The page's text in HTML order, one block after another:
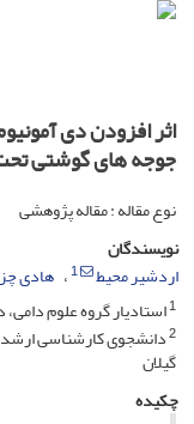
اثر افزودن دی
جوجه های گوشتی
نوع مقاله : مقاله پژوهشی
نویسندگان
اردشیر محیط
1 هادی
1استادیار گروه علوم
2دانشجوی کارشناسی ارشد
گیلان
چکیده